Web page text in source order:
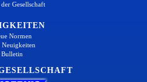
Gesellschaft
Normen
Neuigkeiten
Bulletin